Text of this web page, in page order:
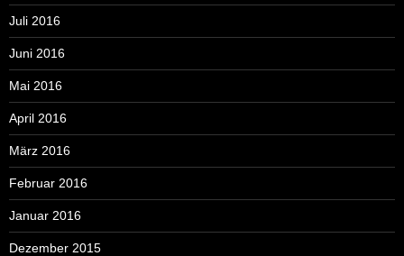
Juli 2016
Juni 2016
Mai 2016
April 2016
März 2016
Februar 2016
Januar 2016
Dezember 2015